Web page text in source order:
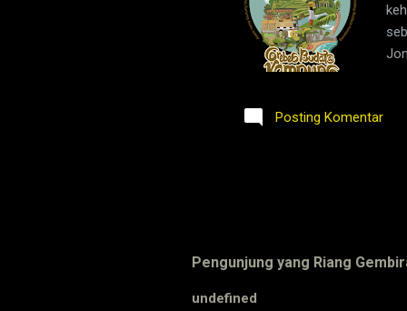
Posting Komentar
Pengunjung yang Riang
undefned